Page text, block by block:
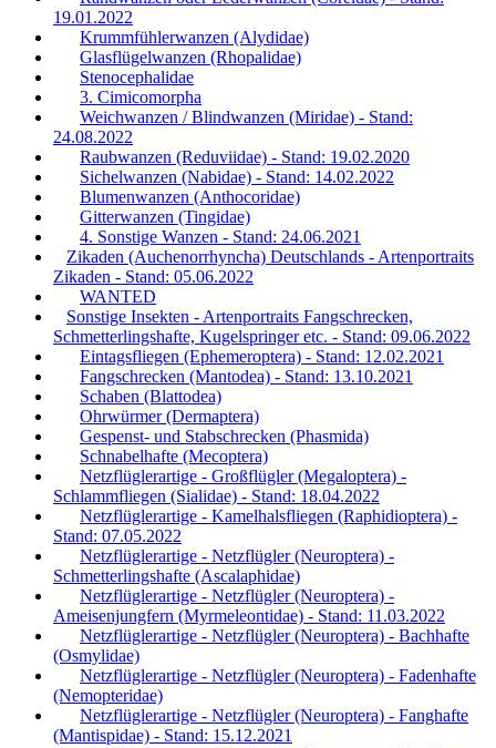
19.01.2022
Krummfühlerwanzen (Alydidae)
Glasflügelwanzen (Rhopalidae)
Stenocephalidae
3. Cimicomorpha
Weichwanzen / Blindwanzen (Miridae) - Stand:
24.08.2022
Raubwanzen (Reduviidae) - Stand: 19.02.2020
Sichelwanzen (Nabidae) - Stand: 14.02.2022
Blumenwanzen (Anthocoridae)
Gitterwanzen (Tingidae)
4. Sonstige Wanzen - Stand: 24.06.2021
Zikaden (Auchenorrhyncha) Deutschlands - Artenportraits
Zikaden - Stand: 05.06.2022
WANTED
Sonstige Insekten - Artenportraits Fangschrecken,
Schmetterlingshafte, Kugelspringer etc. - Stand: 09.06.2022
Eintagsfliegen (Ephemeroptera) - Stand: 12.02.2021
Fangschrecken (Mantodea) - Stand: 13.10.2021
Schaben (Blattodea)
Ohrwürmer (Dermaptera)
Gespenst- und Stabschrecken (Phasmida)
Schnabelhafte (Mecoptera)
Netzflüglerartige - Großflügler (Megaloptera) -
Schlammfliegen (Sialidae) - Stand: 18.04.2022
Netzflüglerartige - Kamelhalsfliegen (Raphidioptera) -
Stand: 07.05.2022
Netzflüglerartige - Netzflügler (Neuroptera) -
Schmetterlingshafte (Ascalaphidae)
Netzflüglerartige - Netzflügler (Neuroptera) -
Ameisenjungfern (Myrmeleontidae) - Stand: 11.03.2022
Netzflüglerartige - Netzflügler (Neuroptera) - Bachhafte
(Osmylidae)
Netzflüglerartige - Netzflügler (Neuroptera) - Fadenhafte
(Nemopteridae)
Netzflüglerartige - Netzflügler (Neuroptera) - Fanghafte
(Mantispidae) - Stand: 15.12.2021